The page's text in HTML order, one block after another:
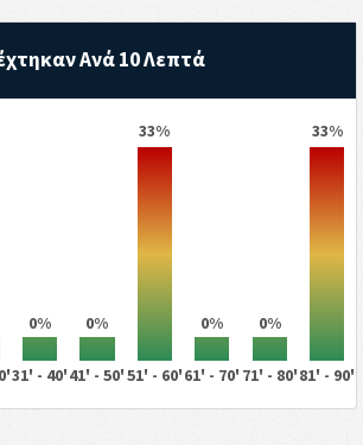
Ανά 10 Λεπτά
0% 0%
33%
0% 0%
33%
31' - 40'41' - 50'51' - 60'61' - 70' 71' - 80'81' - 90'